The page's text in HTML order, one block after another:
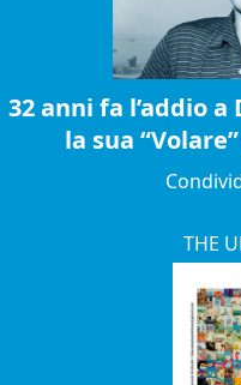
32 anni fa l’addio
la sua
THE